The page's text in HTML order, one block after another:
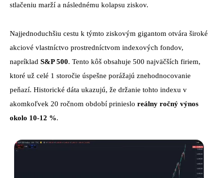
stlačeniu marží a následnému kolapsu ziskov.
Najjednoduchšiu cestu k týmto ziskovým gigantom otvára široké
akciové vlastníctvo prostredníctvom indexových fondov,
napríklad S&P 500. Tento kôš obsahuje 500 najväčších firiem,
ktoré už celé 1 storočie úspešne porážajú znehodnocovanie
peňazí. Historické dáta ukazujú, že držanie tohto indexu v
akomkoľvek 20 ročnom období prinieslo reálny ročný výnos
okolo 10-12 %.